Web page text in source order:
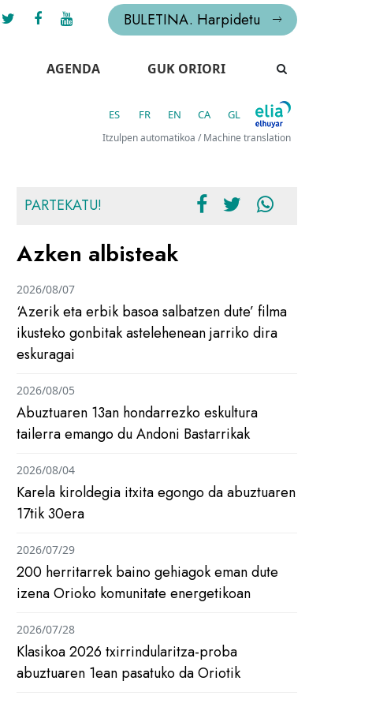
BULETINA. Harpidetu
AGENDA GUK ORIORI
ES FR EN CA GL
Itzulpen automatikoa / Machine translation
PARTEKATU!
Azken albisteak
‘Azerik eta erbik basoa salbatzen dute’ filma
ikusteko gonbitak astelehenean jarriko dira
eskuragai
2026/08/07
Abuztuaren 13an hondarrezko eskultura
tailerra emango du Andoni Bastarrikak
2026/08/05
Karela kiroldegia itxita egongo da abuztuaren
17tik 30era
2026/08/04
200 herritarrek baino gehiagok eman dute
izena Orioko komunitate energetikoan
2026/07/29
Klasikoa 2026 txirrindularitza-proba
abuztuaren 1ean pasatuko da Oriotik
2026/07/28